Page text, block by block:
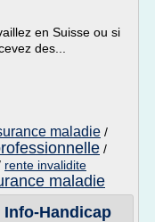
en Suisse ou si
des...
maladie /
/
rente invalidite
maladie
Info-Handicap